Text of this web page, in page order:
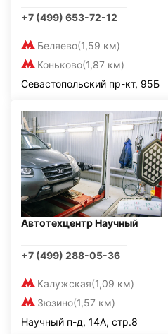
+7 (499) 653-72-12
Беляево(1,59 км)
Коньково(1,87 км)
Севастопольский пр-кт, 95Б
Автотехцентр Научный
+7 (499) 288-05-36
Калужская(1,09 км)
Зюзино(1,57 км)
Научный п-д, 14А, стр.8